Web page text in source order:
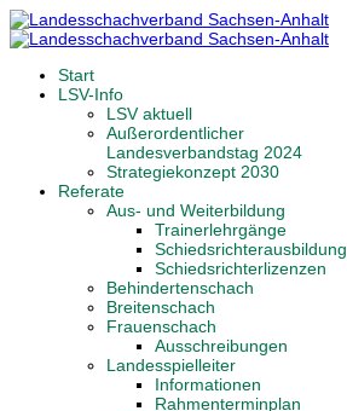
Start
LSV-Info
LSV aktuell
Außerordentlicher
Landesverbandstag 2024
Strategiekonzept 2030
Referate
Aus- und Weiterbildung
Trainerlehrgänge
Schiedsrichterausbildung
Schiedsrichterlizenzen
Behindertenschach
Breitenschach
Frauenschach
Ausschreibungen
Landesspielleiter
Informationen
Rahmenterminplan